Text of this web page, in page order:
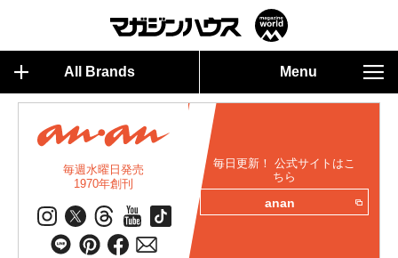
All Brands Menu
毎週水曜日発売
1970年創刊
毎日更新！ 公式サイトはこ
ちら
anan